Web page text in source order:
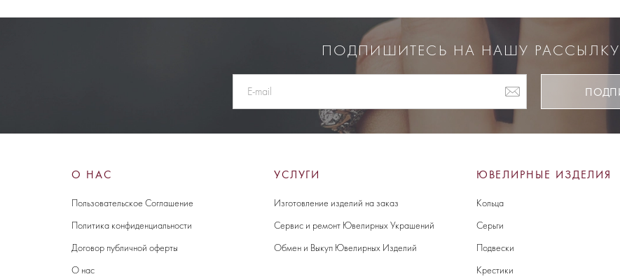
ПОДПИШИТЕСЬ НА НАШУ РАССЫЛКУ
О НАС
Пользовательское Соглашение
Политика конфиденциальности
Договор публичной оферты
О нас
УСЛУГИ
Изготовление изделий на заказ
Сервис и ремонт Ювелирных Украшений
Обмен и Выкуп Ювелирных Изделий
ЮВЕЛИРНЫЕ ИЗДЕЛИЯ
Кольца
Серьги
Подвески
Крестики